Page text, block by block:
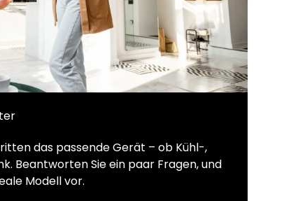
das passende Gerät – ob Kühl-,
Beantworten Sie ein paar Fragen, und
Modell vor.